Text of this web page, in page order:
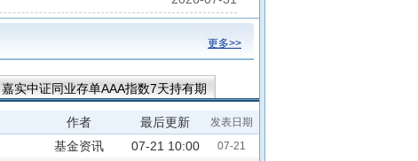
更多>>
嘉实中证同业存单AAA指数7天持有期
嘉实致盈债券D
作者 最后更新 发表日期
基金资讯 07-21 10:00 07-21